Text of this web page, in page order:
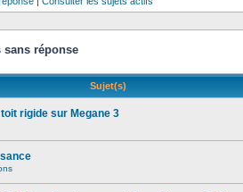
sans réponse
Sujet(s)
rigide sur Megane 3